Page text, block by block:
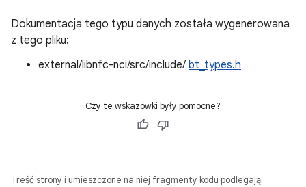
Dokumentacja tego typu danych została wygenerowana
z tego pliku:
external/libnfc-nci/src/include/ bt_types.h
Czy te wskazówki były pomocne?
Treść strony i umieszczone na niej fragmenty kodu podlegają